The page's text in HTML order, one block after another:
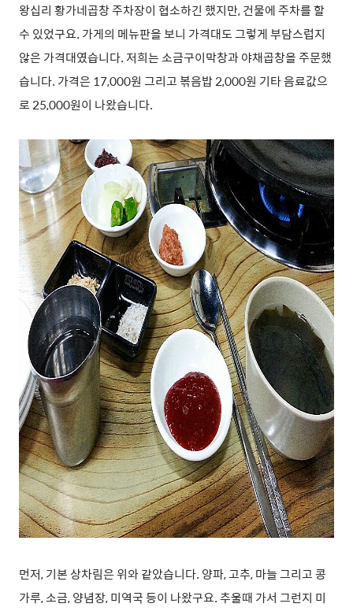
왕십리 황가네곱창 주차장이 협소하긴 했지만, 건물에 주차를 할
수 있었구요. 가게의 메뉴판을 보니 가격대도 그렇게 부담스럽지
않은 가격대였습니다. 저희는 소금구이막창과 야채곱창을 주문했
습니다. 가격은 17,000원 그리고 볶음밥 2,000원 기타 음료값으
로 25,000원이 나왔습니다.
먼저, 기본 상차림은 위와 같았습니다. 양파, 고추, 마늘 그리고 콩
가루, 소금, 양념장, 미역국 등이 나왔구요. 추울때 가서 그런지 미